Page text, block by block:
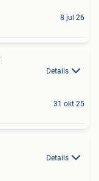
8 jul 26
Details
31 okt 25
Details